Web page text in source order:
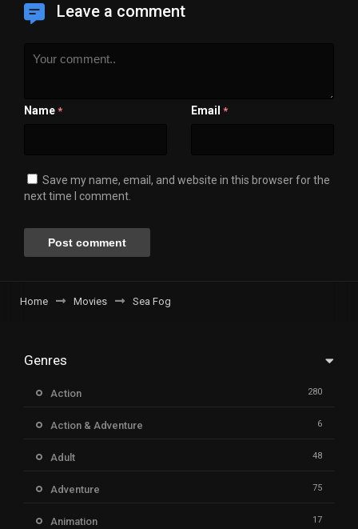
Leave a comment
Name * Email *
Save my name, email, and website in this browser for the
next time I comment.
Home Movies Sea Fog
Genres
Action 280
Action & Adventure 6
Adult 48
Adventure 75
Animation 17